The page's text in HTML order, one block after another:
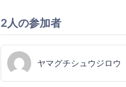
2人の参加者
ヤマグチシュウジロウ